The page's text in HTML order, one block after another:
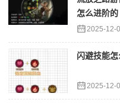
怎么进阶的
2025-12-
闪避技能
2025-12-